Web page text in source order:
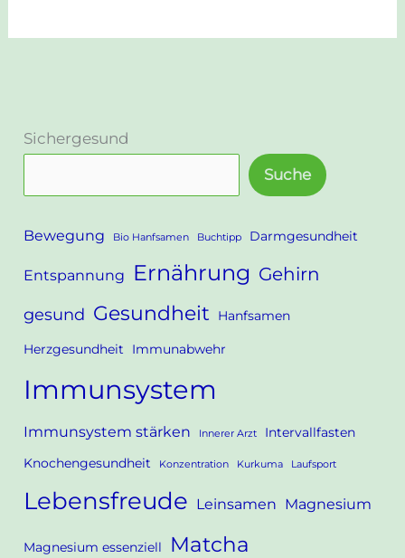
Sichergesund
Suche
Bewegung Bio Hanfsamen Buchtipp Darmgesundheit
Entspannung Ernährung Gehirn
gesund Gesundheit Hanfsamen
Herzgesundheit Immunabwehr
Immunsystem
Immunsystem stärken Innerer Arzt Intervallfasten
Knochengesundheit Konzentration Kurkuma Laufsport
Lebensfreude Leinsamen Magnesium
Magnesium essenziell Matcha